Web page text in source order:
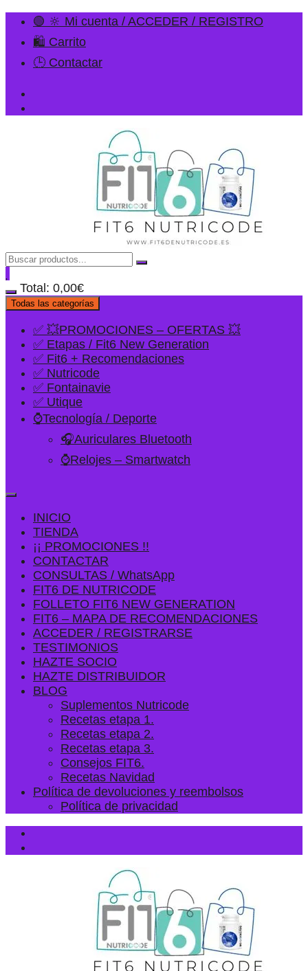
🟢 🔆 Mi cuenta / ACCEDER / REGISTRO
🛍️ Carrito
🕒 Contactar
Total: 0,00€
Todas las categorías
✅ 💥PROMOCIONES – OFERTAS 💥
✅ Etapas / Fit6 New Generation
✅ Fit6 + Recomendaciones
✅ Nutricode
✅ Fontainavie
✅ Utique
⌚Tecnología / Deporte
🎧Auriculares Bluetooth
⌚Relojes – Smartwatch
INICIO
TIENDA
¡¡ PROMOCIONES !!
CONTACTAR
CONSULTAS / WhatsApp
FIT6 DE NUTRICODE
FOLLETO FIT6 NEW GENERATION
FIT6 – MAPA DE RECOMENDACIONES
ACCEDER / REGISTRARSE
TESTIMONIOS
HAZTE SOCIO
HAZTE DISTRIBUIDOR
BLOG
Suplementos Nutricode
Recetas etapa 1.
Recetas etapa 2.
Recetas etapa 3.
Consejos FIT6.
Recetas Navidad
Política de devoluciones y reembolsos
Política de privacidad